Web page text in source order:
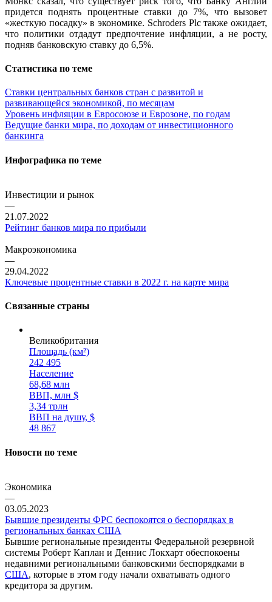
придется поднять процентные ставки до 7%, что вызовет
«жесткую посадку» в экономике. Schroders Plc также ожидает,
что политики отдадут предпочтение инфляции, а не росту,
подняв банковскую ставку до 6,5%.
Статистика по теме
Ставки центральных банков стран с развитой и
развивающейся экономикой, по месяцам
Уровень инфляции в Евросоюзе и Еврозоне, по годам
Ведущие банки мира, по доходам от инвестиционного
банкинга
Инфографика по теме
Инвестиции и рынок
—
21.07.2022
Рейтинг банков мира по прибыли
Макроэкономика
—
29.04.2022
Ключевые процентные ставки в 2022 г. на карте мира
Связанные страны
Великобритания
Площадь (км²)
242 495
Население
68,68 млн
ВВП, млн $
3,34 трлн
ВВП на душу, $
48 867
Новости по теме
Экономика
—
03.05.2023
Бывшие президенты ФРС беспокоятся о беспорядках в
региональных банках США
Бывшие региональные президенты Федеральной резервной
системы Роберт Каплан и Деннис Локхарт обеспокоены
недавними региональными банковскими беспорядками в
США, которые в этом году начали охватывать одного
кредитора за другим.